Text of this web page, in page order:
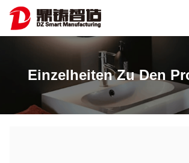
Einzelheiten Zu Den